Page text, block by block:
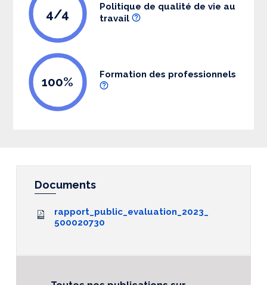
4/4
Politique de qualité de vie au
travail
100% Formation des professionnels
Documents
rapport_public_evaluation_2023_
500020730